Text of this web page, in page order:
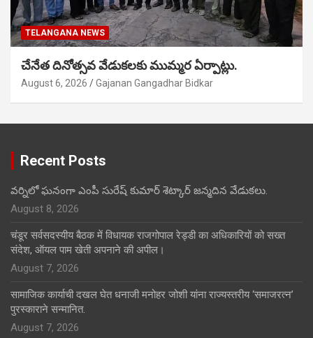
TELANGANA NEWS
చేనేత దినోత్సవ వేడుకలకు ముమ్మర ఏర్పాట్లు.
August 6, 2026 Gajanan Gangadhar Bidkar
Recent Posts
వర్నిలో ఘనంగా ఎంపీ సురేష్ కుమార్ శెట్కార్ జన్మదిన వేడుకలు.
August 8, 2026
चंडूर सर्वसदस्यीय बैठक में विधायक राजगोपाल रेड्डी का अधिकारियों को सख्त
संदेश, ऑयल पाम खेती अपनाने की अपील।
August 7, 2026
सामाजिक कार्याची दखल घेत धनाजी मनोहर जोशी यांना राज्यस्तरीय ‘समाजरत्न’
पुरस्काराने सन्मानित.
August 7, 2026